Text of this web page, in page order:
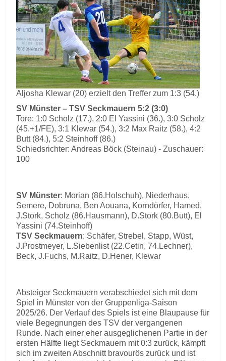
Aljosha Klewar (20) erzielt den Treffer zum 1:3 (54.)
SV Münster – TSV Seckmauern 5:2 (3:0)
Tore: 1:0 Scholz (17.), 2:0 El Yassini (36.), 3:0 Scholz
(45.+1/FE), 3:1 Klewar (54.), 3:2 Max Raitz (58.), 4:2
Butt (84.), 5:2 Steinhoff (86.)
Schiedsrichter: Andreas Böck (Steinau) - Zuschauer:
100
SV Münster: Morian (86.Holschuh), Niederhaus,
Semere, Dobruna, Ben Aouana, Korndörfer, Hamed,
J.Stork, Scholz (86.Hausmann), D.Stork (80.Butt), El
Yassini (74.Steinhoff)
TSV Seckmauern: Schäfer, Strebel, Stapp, Wüst,
J.Prostmeyer, L.Siebenlist (22.Cetin, 74.Lechner),
Beck, J.Fuchs, M.Raitz, D.Hener, Klewar
Absteiger Seckmauern verabschiedet sich mit dem
Spiel in Münster von der Gruppenliga-Saison
2025/26. Der Verlauf des Spiels ist eine Blaupause für
viele Begegnungen des TSV der vergangenen
Runde. Nach einer eher ausgeglichenen Partie in der
ersten Hälfte liegt Seckmauern mit 0:3 zurück, kämpft
sich im zweiten Abschnitt bravourös zurück und ist